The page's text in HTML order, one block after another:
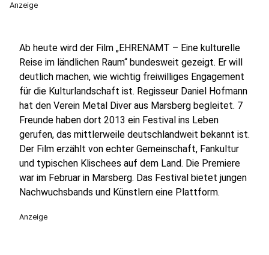
Anzeige
Ab heute wird der Film „EHRENAMT – Eine kulturelle
Reise im ländlichen Raum“ bundesweit gezeigt. Er will
deutlich machen, wie wichtig freiwilliges Engagement
für die Kulturlandschaft ist. Regisseur Daniel Hofmann
hat den Verein Metal Diver aus Marsberg begleitet. 7
Freunde haben dort 2013 ein Festival ins Leben
gerufen, das mittlerweile deutschlandweit bekannt ist.
Der Film erzählt von echter Gemeinschaft, Fankultur
und typischen Klischees auf dem Land. Die Premiere
war im Februar in Marsberg. Das Festival bietet jungen
Nachwuchsbands und Künstlern eine Plattform.
Anzeige